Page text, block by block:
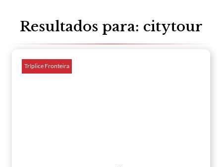
Resultados para: citytour
Tríplice Fronteira